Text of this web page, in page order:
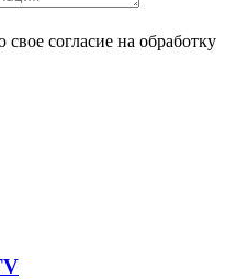
согласие на обработку